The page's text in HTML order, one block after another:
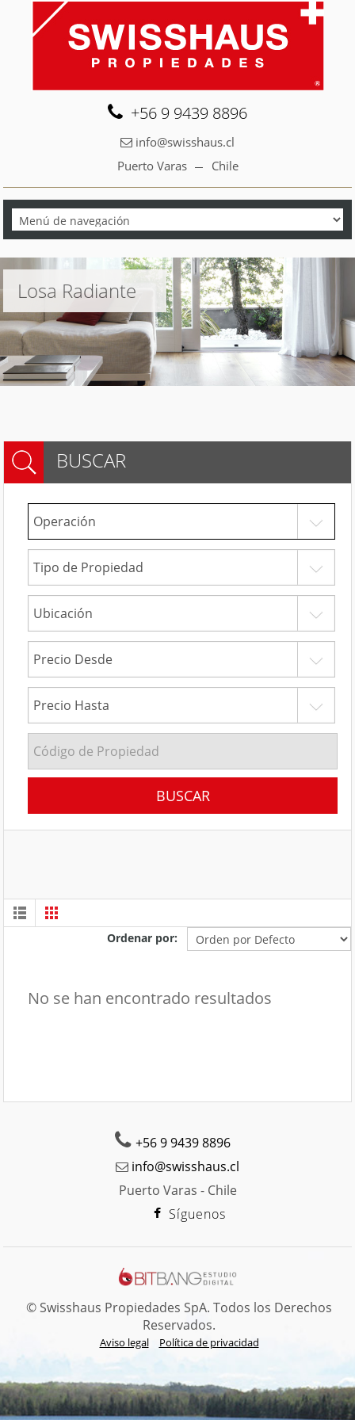
info@swisshaus.cl
Puerto Varas
Chile
+56 9 9439 8896
Losa Radiante
BUSCAR
Ordenar por:
No se han encontrado resultados
info@swisshaus.cl
+56 9 9439 8896
Puerto Varas - Chile
Síguenos
© Swisshaus Propiedades SpA. Todos los Derechos
Reservados.
Aviso legal Política de privacidad